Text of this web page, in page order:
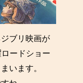
ブリ映画が
ードショー
います。